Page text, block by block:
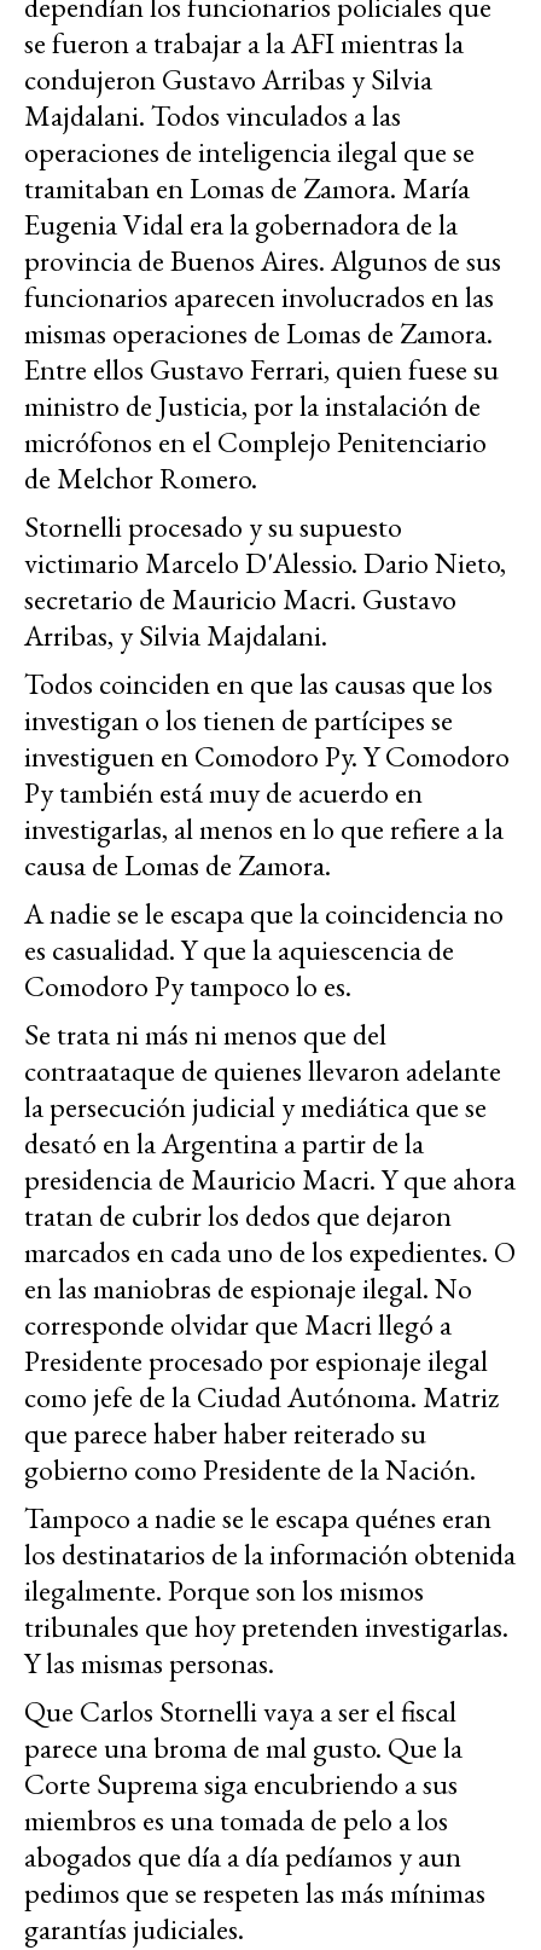
se fueron a trabajar a la AFI mientras la
condujeron Gustavo Arribas y Silvia
Majdalani. Todos vinculados a las
operaciones de inteligencia ilegal que se
tramitaban en Lomas de Zamora. María
Eugenia Vidal era la gobernadora de la
provincia de Buenos Aires. Algunos de sus
funcionarios aparecen involucrados en las
mismas operaciones de Lomas de Zamora.
Entre ellos Gustavo Ferrari, quien fuese su
ministro de Justicia, por la instalación de
micrófonos en el Complejo Penitenciario
de Melchor Romero.
Stornelli procesado y su supuesto
victimario Marcelo D'Alessio. Dario Nieto,
secretario de Mauricio Macri. Gustavo
Arribas, y Silvia Majdalani.
Todos coinciden en que las causas que los
investigan o los tienen de partícipes se
investiguen en Comodoro Py. Y Comodoro
Py también está muy de acuerdo en
investigarlas, al menos en lo que refiere a la
causa de Lomas de Zamora.
A nadie se le escapa que la coincidencia no
es casualidad. Y que la aquiescencia de
Comodoro Py tampoco lo es.
Se trata ni más ni menos que del
contraataque de quienes llevaron adelante
la persecución judicial y mediática que se
desató en la Argentina a partir de la
presidencia de Mauricio Macri. Y que ahora
tratan de cubrir los dedos que dejaron
marcados en cada uno de los expedientes. O
en las maniobras de espionaje ilegal. No
corresponde olvidar que Macri llegó a
Presidente procesado por espionaje ilegal
como jefe de la Ciudad Autónoma. Matriz
que parece haber haber reiterado su
gobierno como Presidente de la Nación.
Tampoco a nadie se le escapa quénes eran
los destinatarios de la información obtenida
ilegalmente. Porque son los mismos
tribunales que hoy pretenden investigarlas.
Y las mismas personas.
Que Carlos Stornelli vaya a ser el fiscal
parece una broma de mal gusto. Que la
Corte Suprema siga encubriendo a sus
miembros es una tomada de pelo a los
abogados que día a día pedíamos y aun
pedimos que se respeten las más mínimas
garantías judiciales.